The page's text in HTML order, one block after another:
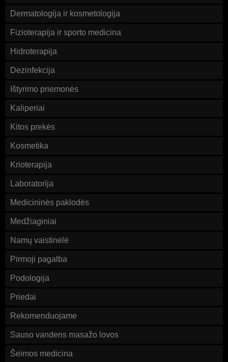
Dermatologija ir kosmetologija
Fizioterapija ir sporto medicina
Hidroterapija
Dezinfekcija
Ištyrimo priemonės
Kaliperiai
Kitos prekės
Kosmetika
Krioterapija
Laboratorija
Medicininės paklodės
Medžiaginiai
Namų vaistinėlė
Pirmoji pagalba
Podologija
Priedai
Rekomenduojame
Sauso vandens masažo lovos
Šeimos medicina